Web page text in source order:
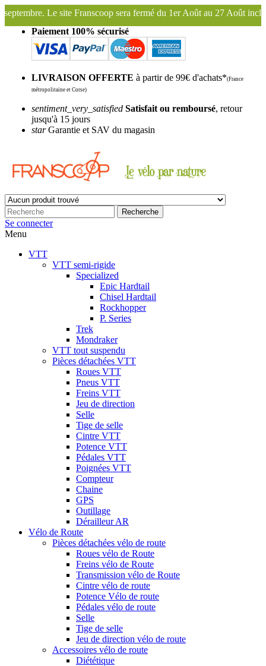
sera fermé du 1er Août au 27 Août inclus. Bonnes vacances !
Paiement 100% sécurisé
LIVRAISON OFFERTE à partir de 99€ d'achats*(France
métropolitaine et Corse)
sentiment_very_satisfied Satisfait ou remboursé, retour
jusqu'à 15 jours
starGarantie et SAV du magasin
Recherche
Se connecter
Menu
VTT
VTT semi-rigide
Specialized
Epic Hardtail
Chisel Hardtail
Rockhopper
P. Series
Trek
Mondraker
VTT tout suspendu
Pièces détachées VTT
Roues VTT
Pneus VTT
Freins VTT
Jeu de direction
Selle
Tige de selle
Cintre VTT
Potence VTT
Pédales VTT
Poignées VTT
Compteur
Chaine
GPS
Outillage
Dérailleur AR
Vélo de Route
Pièces détachées vélo de route
Roues vélo de Route
Freins vélo de Route
Transmission vélo de Route
Cintre vélo de route
Potence Vélo de route
Pédales vélo de route
Selle
Tige de selle
Jeu de direction vélo de route
Accessoires vélo de route
Diététique